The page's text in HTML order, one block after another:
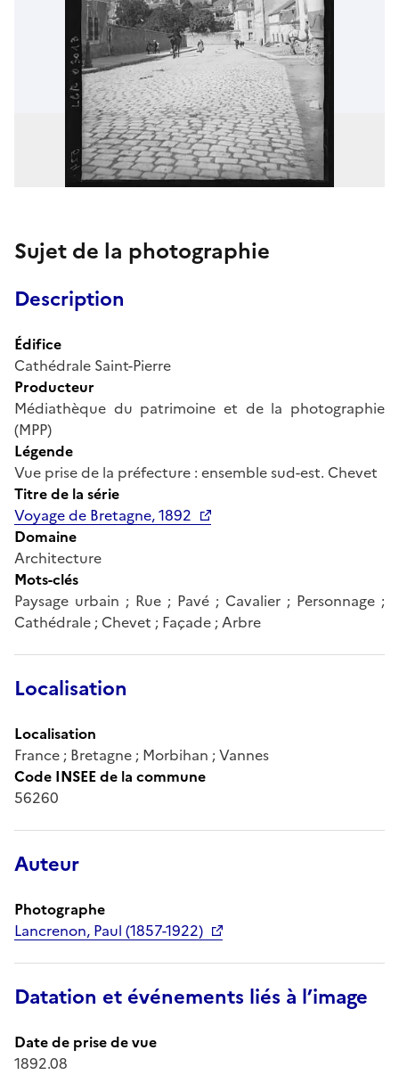
Sujet de la photographie
Description
Édifice
Cathédrale Saint-Pierre
Producteur
Médiathèque du patrimoine et de la photographie
(MPP)
Légende
Vue prise de la préfecture : ensemble sud-est. Chevet
Titre de la série
Voyage de Bretagne, 1892
Domaine
Architecture
Mots-clés
Paysage urbain ; Rue ; Pavé ; Cavalier ; Personnage ;
Cathédrale ; Chevet ; Façade ; Arbre
Localisation
Localisation
France ; Bretagne ; Morbihan ; Vannes
Code INSEE de la commune
56260
Auteur
Photographe
Lancrenon, Paul (1857-1922)
Datation et événements liés à l’image
Date de prise de vue
1892.08